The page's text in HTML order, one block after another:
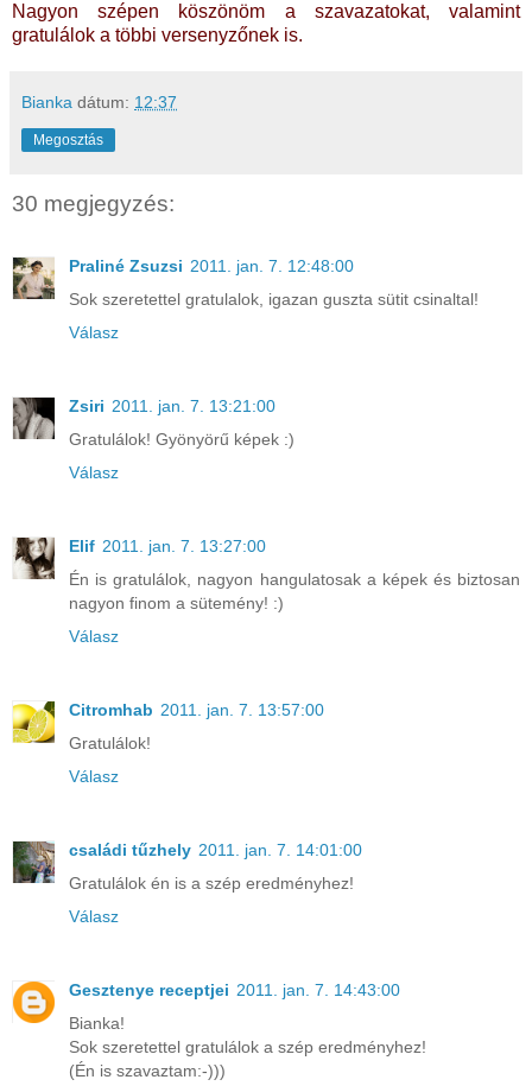
Nagyon szépen köszönöm a szavazatokat, valamint
gratulálok a többi versenyzőnek is.
Bianka dátum: 12:37
Megosztás
30 megjegyzés:
Praliné Zsuzsi 2011. jan. 7. 12:48:00
Sok szeretettel gratulalok, igazan guszta sütit csinaltal!
Válasz
Zsiri 2011. jan. 7. 13:21:00
Gratulálok! Gyönyörű képek :)
Válasz
Elif 2011. jan. 7. 13:27:00
Én is gratulálok, nagyon hangulatosak a képek és biztosan
nagyon finom a sütemény! :)
Válasz
Citromhab 2011. jan. 7. 13:57:00
Gratulálok!
Válasz
családi tűzhely 2011. jan. 7. 14:01:00
Gratulálok én is a szép eredményhez!
Válasz
Gesztenye receptjei 2011. jan. 7. 14:43:00
Bianka!
Sok szeretettel gratulálok a szép eredményhez!
(Én is szavaztam:-)))